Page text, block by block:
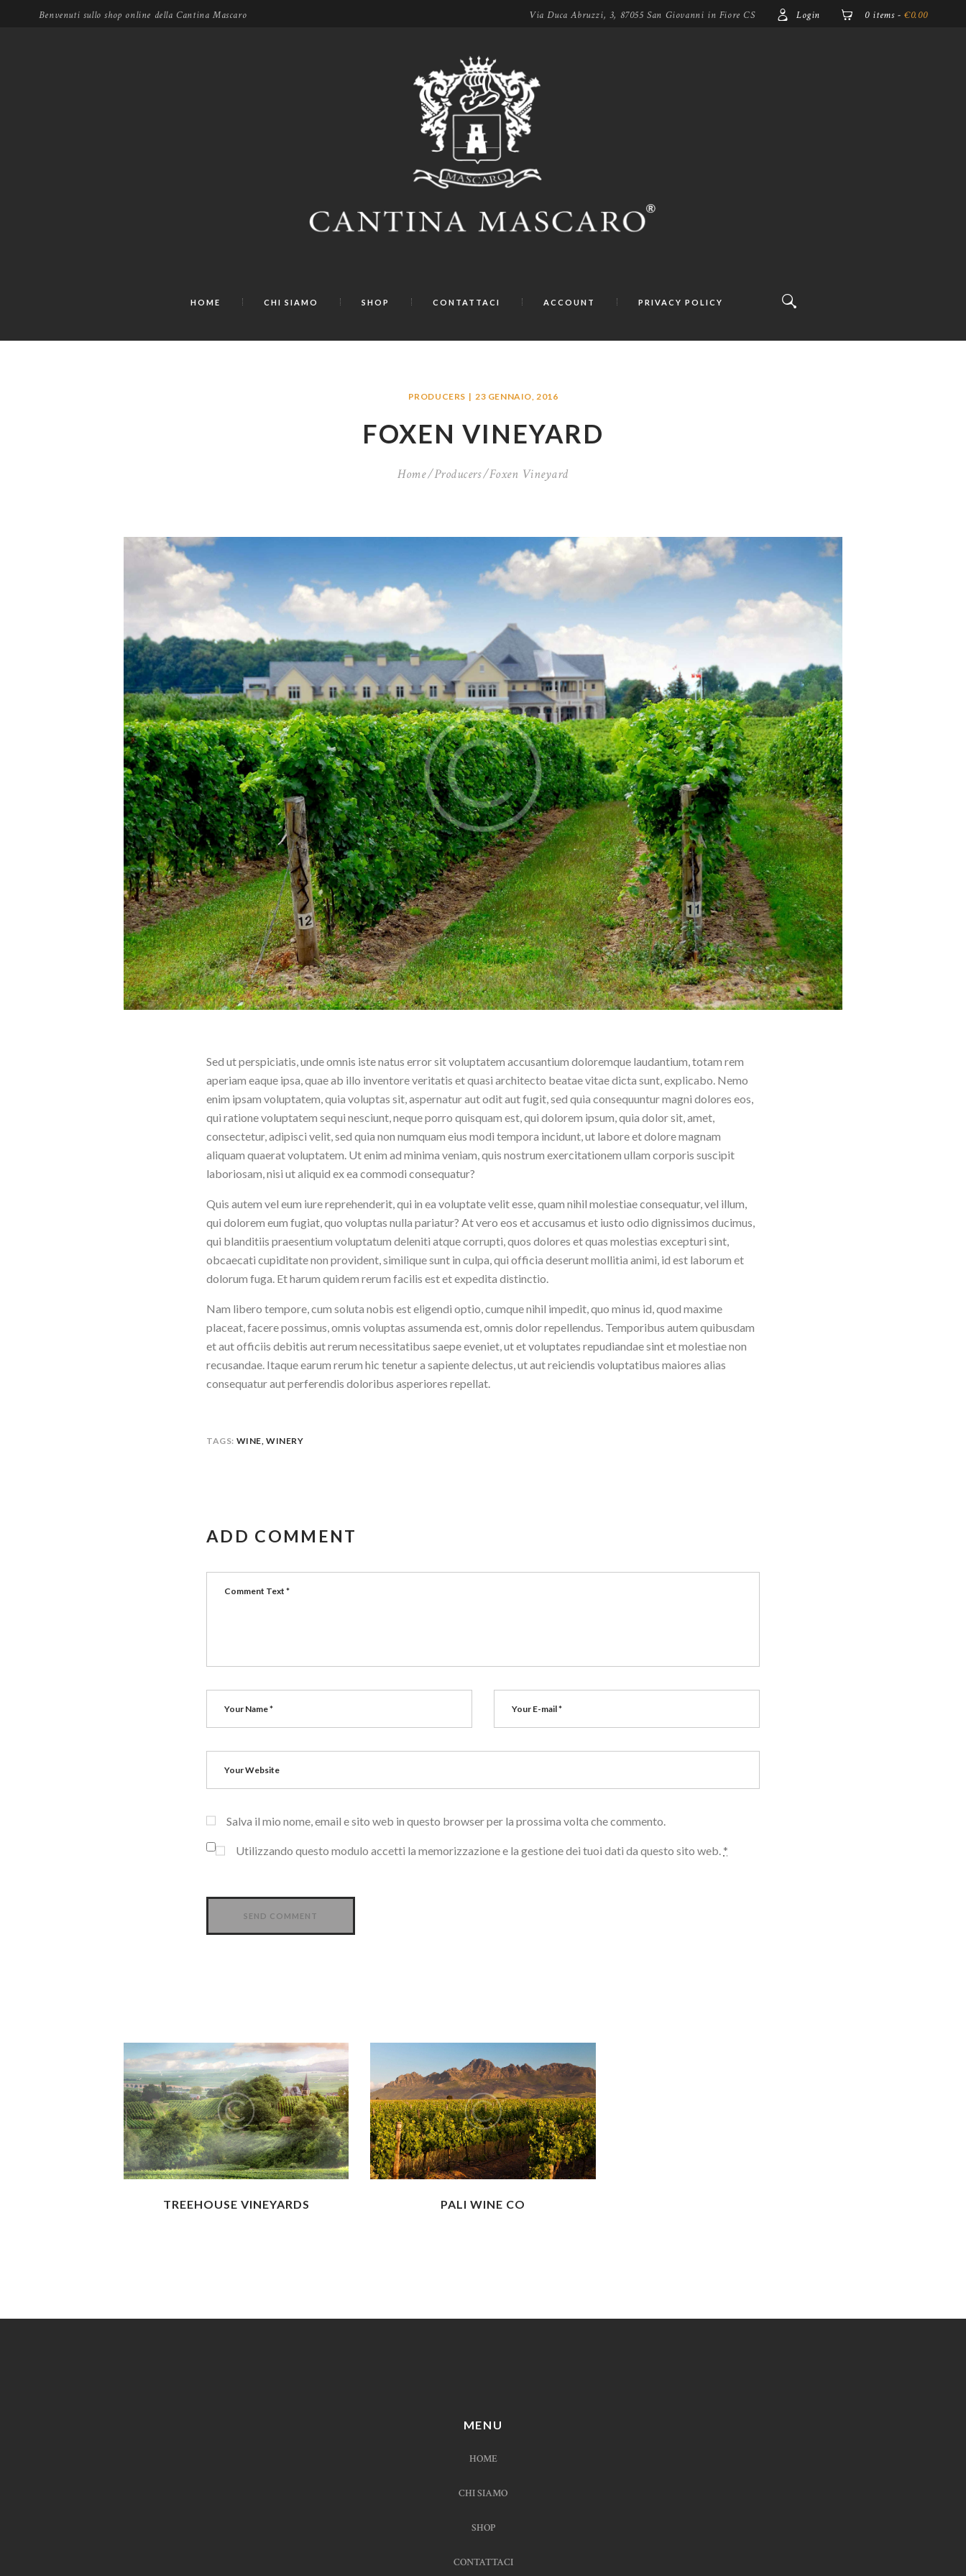
Benvenuti sullo shop online della Cantina Mascaro 0 items-€0.00
Login
Via Duca Abruzzi, 3, 87055 San Giovanni in Fiore CS
HOME CHI SIAMO SHOP CONTATTACI ACCOUNT PRIVACY POLICY
PRODUCERS 23 GENNAIO, 2016
FOXEN VINEYARD
Home Producers Foxen Vineyard
Sed ut perspiciatis, unde omnis iste natus error sit voluptatem accusantium doloremque laudantium, totam rem
aperiam eaque ipsa, quae ab illo inventore veritatis et quasi architecto beatae vitae dicta sunt, explicabo. Nemo
enim ipsam voluptatem, quia voluptas sit, aspernatur aut odit aut fugit, sed quia consequuntur magni dolores eos,
qui ratione voluptatem sequi nesciunt, neque porro quisquam est, qui dolorem ipsum, quia dolor sit, amet,
consectetur, adipisci velit, sed quia non numquam eius modi tempora incidunt, ut labore et dolore magnam
aliquam quaerat voluptatem. Ut enim ad minima veniam, quis nostrum exercitationem ullam corporis suscipit
laboriosam, nisi ut aliquid ex ea commodi consequatur?
Quis autem vel eum iure reprehenderit, qui in ea voluptate velit esse, quam nihil molestiae consequatur, vel illum,
qui dolorem eum fugiat, quo voluptas nulla pariatur? At vero eos et accusamus et iusto odio dignissimos ducimus,
qui blanditiis praesentium voluptatum deleniti atque corrupti, quos dolores et quas molestias excepturi sint,
obcaecati cupiditate non provident, similique sunt in culpa, qui officia deserunt mollitia animi, id est laborum et
dolorum fuga. Et harum quidem rerum facilis est et expedita distinctio.
Nam libero tempore, cum soluta nobis est eligendi optio, cumque nihil impedit, quo minus id, quod maxime
placeat, facere possimus, omnis voluptas assumenda est, omnis dolor repellendus. Temporibus autem quibusdam
et aut officiis debitis aut rerum necessitatibus saepe eveniet, ut et voluptates repudiandae sint et molestiae non
recusandae. Itaque earum rerum hic tenetur a sapiente delectus, ut aut reiciendis voluptatibus maiores alias
consequatur aut perferendis doloribus asperiores repellat.
TAGS: WINE WINERY
ADD COMMENT
Salva il mio nome, email e sito web in questo browser per la prossima volta che commento.
Utilizzando questo modulo accetti la memorizzazione e la gestione dei tuoi dati da questo sito web. *
TREEHOUSE VINEYARDS PALI WINE CO
MENU
HOME
CHI SIAMO
SHOP
CONTATTACI